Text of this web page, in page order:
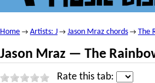
Home → Artists: J → Jason Mraz chords → The
Jason Mraz — The
Rate this tab: